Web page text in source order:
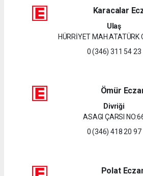
Karacalar
Ulaş
HÜRRİYET MAH.ATATÜRK
0 (346) 311 54 23
Ömür
Divriği
ASAGI ÇARSI
0 (346) 418 20 97
Polat